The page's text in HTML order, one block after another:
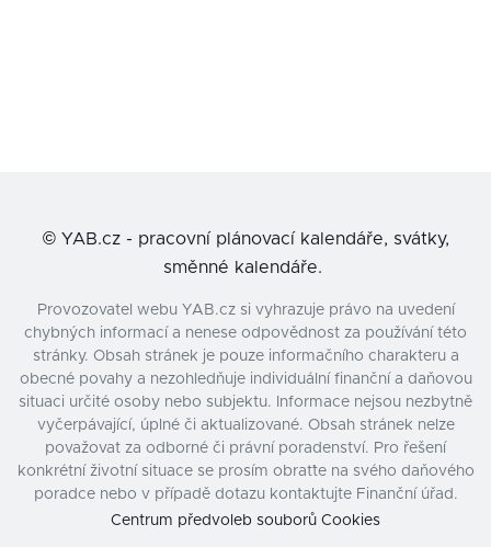
© YAB.cz - pracovní plánovací kalendáře, svátky,
směnné kalendáře.
Provozovatel webu YAB.cz si vyhrazuje právo na uvedení
chybných informací a nenese odpovědnost za používání této
stránky. Obsah stránek je pouze informačního charakteru a
obecné povahy a nezohledňuje individuální finanční a daňovou
situaci určité osoby nebo subjektu. Informace nejsou nezbytně
vyčerpávající, úplné či aktualizované. Obsah stránek nelze
považovat za odborné či právní poradenství. Pro řešení
konkrétní životní situace se prosím obraťte na svého daňového
poradce nebo v případě dotazu kontaktujte Finanční úřad.
Centrum předvoleb souborů Cookies